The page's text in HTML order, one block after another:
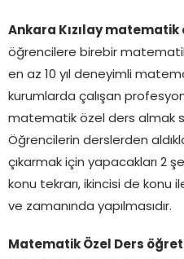
Ankara Kızılay
öğrencilere birebir
en az 10 yıl deneyimli
kurumlarda çalışan
matematik özel ders almak
Öğrencilerin derslerden
çıkarmak için yapacakları 2
konu tekrarı, ikincisi de konu
ve zamanında yapılmasıdır.
Matematik Özel Ders